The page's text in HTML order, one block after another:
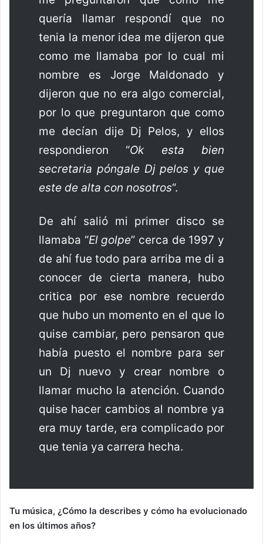
quería llamar respondí que no
tenia la menor idea me dijeron que
como me llamaba por lo cual mi
nombre es Jorge Maldonado y
dijeron que no era algo comercial,
por lo que preguntaron que como
me decían dije Dj Pelos, y ellos
respondieron “Ok esta bien
secretaria póngale Dj pelos y que
este de alta con nosotros“.
De ahí salió mi primer disco se
llamaba “El golpe” cerca de 1997 y
de ahí fue todo para arriba me di a
conocer de cierta manera, hubo
critica por ese nombre recuerdo
que hubo un momento en el que lo
quise cambiar, pero pensaron que
había puesto el nombre para ser
un Dj nuevo y crear nombre o
llamar mucho la atención. Cuando
quise hacer cambios al nombre ya
era muy tarde, era complicado por
que tenia ya carrera hecha.
Tu música, ¿Cómo la describes y cómo ha evolucionado
en los últimos años?